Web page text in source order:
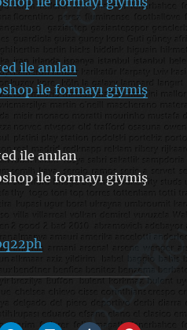
ile anılan
ile formayı giymiş
ile anılan
ile formayı giymiş